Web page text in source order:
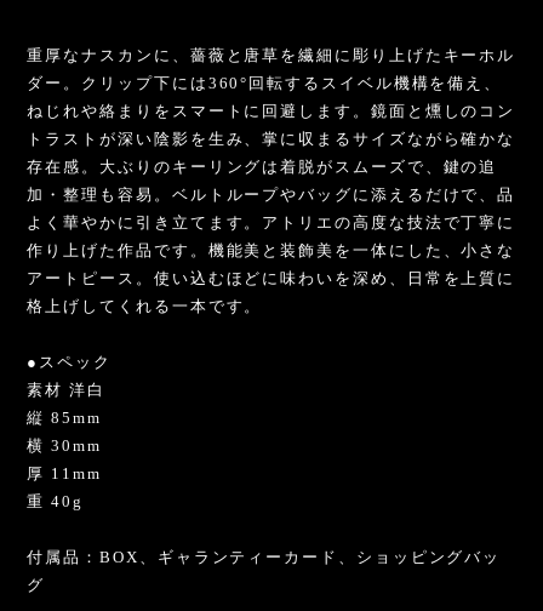
重厚なナスカンに、薔薇と唐草を繊細に彫り上げたキーホル
ダー。クリップ下には360°回転するスイベル機構を備え、
ねじれや絡まりをスマートに回避します。鏡面と燻しのコン
トラストが深い陰影を生み、掌に収まるサイズながら確かな
存在感。大ぶりのキーリングは着脱がスムーズで、鍵の追
加・整理も容易。ベルトループやバッグに添えるだけで、品
よく華やかに引き立てます。アトリエの高度な技法で丁寧に
作り上げた作品です。機能美と装飾美を一体にした、小さな
アートピース。使い込むほどに味わいを深め、日常を上質に
格上げしてくれる一本です。
●スペック
素材 洋白
縦 85mm
横 30mm
厚 11mm
重 40g
付属品：BOX、ギャランティーカード、ショッピングバッ
グ